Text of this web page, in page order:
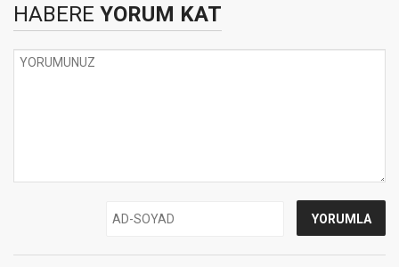
HABERE YORUM KAT